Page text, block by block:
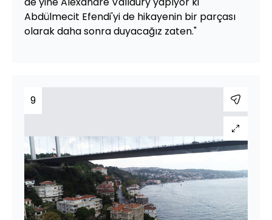
Abdülmecit Efendi'yi de hikayenin bir parçası
olarak daha sonra duyacağız zaten."
9